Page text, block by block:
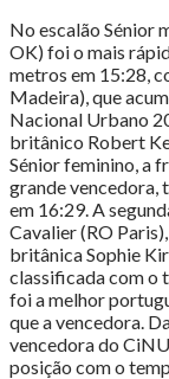
No escalão Sénior
OK) foi o mais
metros em 15:28,
Madeira), que
Nacional Urbano
britânico Robert
Sénior feminino, a
grande vencedora,
em 16:29. A
Cavalier (RO
britânica Sophie
classificada com o
foi a melhor
que a vencedora.
vencedora do
posição com o